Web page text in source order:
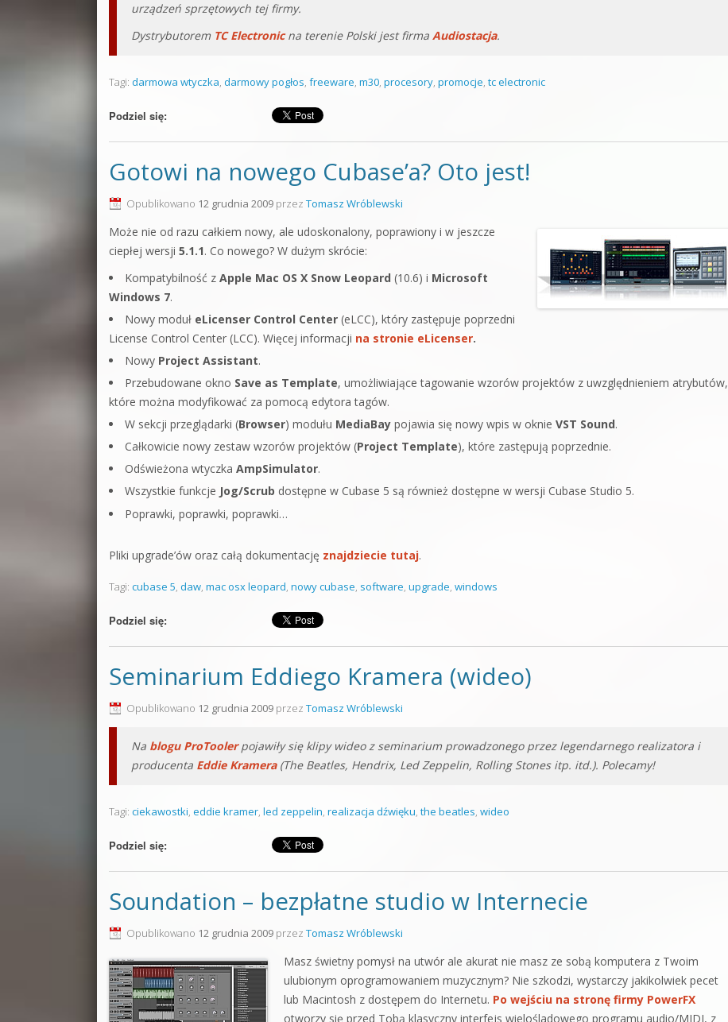
urządzeń sprzętowych tej firmy.
Dystrybutorem TC Electronicna terenie Polski jest firma Audiostacja.
Tagi: darmowa wtyczka, darmowy pogłos, freeware, m30, procesory, promocje, tc electronic
Podziel się:
Gotowi na nowego Cubase’a? Oto jest!
Opublikowano 12 grudnia 2009 przez Tomasz Wróblewski
Może nie od razu całkiem nowy, ale udoskonalony, poprawiony i w jeszcze
ciepłej wersji 5.1.1. Co nowego? W dużym skrócie:
Kompatybilność z Apple Mac OS X Snow Leopard (10.6) i Microsoft
Windows 7.
Nowy moduł eLicenser Control Center (eLCC), który zastępuje poprzedni
License Control Center (LCC). Więcej informacji na stronie eLicenser.
Nowy Project Assistant.
Przebudowane okno Save as Template, umożliwiające tagowanie wzorów projektów z uwzględnieniem atrybutów,
które można modyfikować za pomocą edytora tagów.
W sekcji przeglądarki (Browser) modułu MediaBay pojawia się nowy wpis w oknie VST Sound.
Całkowicie nowy zestaw wzorów projektów (Project Template), które zastępują poprzednie.
Odświeżona wtyczka AmpSimulator.
Wszystkie funkcje Jog/Scrub dostępne w Cubase 5 są również dostępne w wersji Cubase Studio 5.
Poprawki, poprawki, poprawki…
Pliki upgrade’ów oraz całą dokumentację znajdziecie tutaj.
Tagi: cubase 5 daw mac osx leopard nowy cubase software upgrade windows
Podziel się:
Seminarium Eddiego Kramera (wideo)
Opublikowano 12 grudnia 2009 przez Tomasz Wróblewski
Na blogu ProToolerpojawiły się klipy wideo z seminarium prowadzonego przez legendarnego realizatora i
producenta Eddie Kramera(The Beatles, Hendrix, Led Zeppelin, Rolling Stones itp. itd.). Polecamy!
Tagi: ciekawostki eddie kramer led zeppelin realizacja dźwięku the beatles wideo
Podziel się:
Soundation – bezpłatne studio w Internecie
Opublikowano 12 grudnia 2009 przez Tomasz Wróblewski
Masz świetny pomysł na utwór ale akurat nie masz ze sobą komputera z Twoim
ulubionym oprogramowaniem muzycznym? Nie szkodzi, wystarczy jakikolwiek pecet
lub Macintosh z dostępem do Internetu. Po wejściu na stronę firmy PowerFX
otworzy się przed Tobą klasyczny interfejs wielośladowego programu audio/MIDI, z